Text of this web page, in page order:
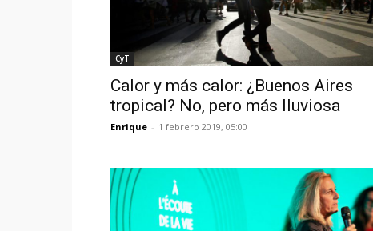
CyT
Calor y más calor: ¿Buenos Aires
tropical? No, pero más lluviosa
Enrique - 1 febrero 2019, 05:00